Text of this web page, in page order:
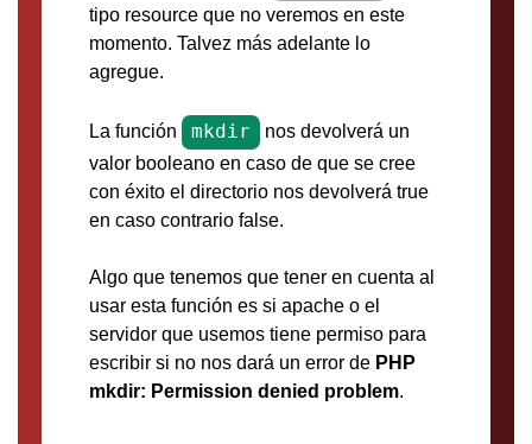
tipo resource que no veremos en este
momento. Talvez más adelante lo
agregue.
La función mkdir
nos devolverá un
valor booleano en caso de que se cree
con éxito el directorio nos devolverá true
en caso contrario false.
Algo que tenemos que tener en cuenta al
usar esta función es si apache o el
servidor que usemos tiene permiso para
escribir si no nos dará un error de PHP
mkdir: Permission denied problem.